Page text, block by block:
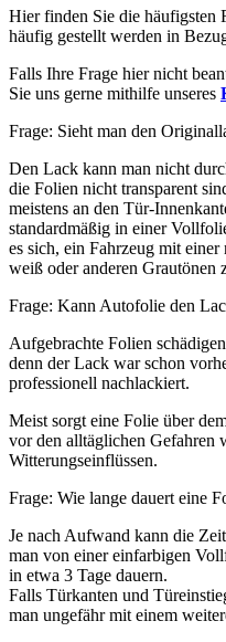
Hier finden Sie die häufigsten
häufig gestellt werden in
Falls Ihre Frage hier nicht
Sie uns gerne mithilfe unseres
Frage: Sieht man den
Den Lack kann man nicht
die Folien nicht transparent
meistens an den Tür-
standardmäßig in einer
es sich, ein Fahrzeug mit
weiß oder anderen Grautönen
Frage: Kann Autofolie den
Aufgebrachte Folien
denn der Lack war schon
professionell nachlackiert.
Meist sorgt eine Folie über
vor den alltäglichen Gefahren
Witterungseinflüssen.
Frage: Wie lange dauert eine
Je nach Aufwand kann die
man von einer einfarbigen
in etwa 3 Tage dauern.
Falls Türkanten und
man ungefähr mit einem